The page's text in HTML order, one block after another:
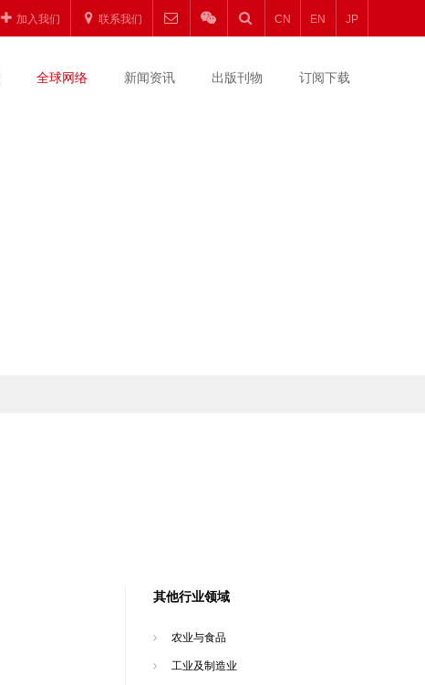
加入我们 联系我们 CN EN JP
全球网络 新闻资讯 出版刊物 订阅下载
其他行业领域
农业与食品
工业及制造业